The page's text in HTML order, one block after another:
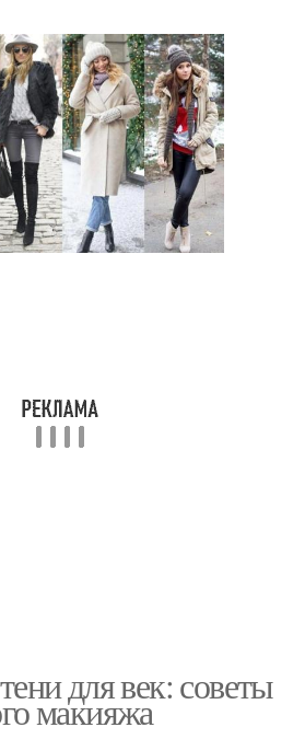
для век: советы
макияжа